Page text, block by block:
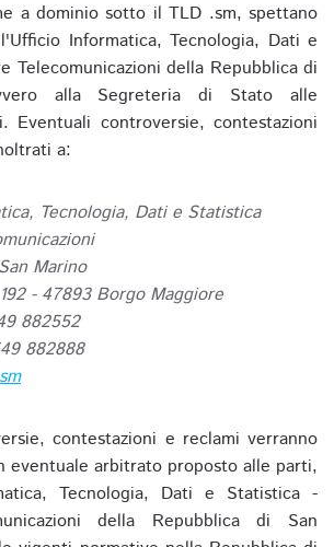
a dominio sotto il TLD .sm, spettano
Informatica, Tecnologia, Dati e
Telecomunicazioni della Repubblica di
alla Segreteria di Stato alle
Eventuali controversie, contestazioni
a:
Tecnologia, Dati e Statistica
Marino
- 47893 Borgo Maggiore
882552
882888
contestazioni e reclami verranno
eventuale arbitrato proposto alle parti,
Tecnologia, Dati e Statistica -
della Repubblica di San